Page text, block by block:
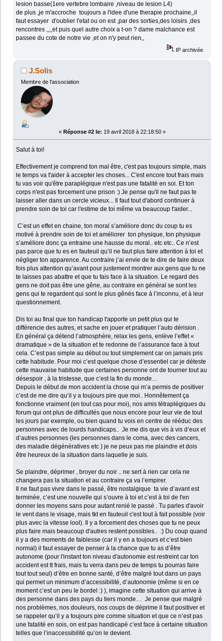
lesion basse(1ere vertebre lombaire ,niveau de lesion L4)
de plus ,je m'accroche toujours a l'idee d'une therapie prochaine,,il
faut essayer d'oublier l'etat ou on est ,par des sorties,des loisirs ,des
rencontres ,,,,et puis quel autre choix a t-on ? dame malchance est
passee du cote de notre vie ,et on n'y peut rien,,
IP archivée
J.Solis
Membre de l'association
« Réponse #2 le: 19 avril 2018 à 22:18:50 »
Salut à toi!
Effectivement je comprend ton mal être, c'est pas toujours simple, mais
le temps va t'aider à accepter les choses... C'est encore tout frais mais
tu vas voir qu'être paraplégique n'est pas une fatalité en soi. Et ton
corps n'est pas forcement une prison :) Je pense qu'il ne faut pas te
laisser aller dans un cercle vicieux... Il faut tout d'abord continuer à
prendre soin de toi car l'estime de toi même va beaucoup t'aider...
C’est un effet en chaine, ton moral s’améliore donc du coup tu es
motivé à prendre soin de toi et améliorer ton physique, ton physique
s’améliore donc ça entraine une hausse du moral.. etc etc.. Ce n’est
pas parce que tu es en fauteuil qu’il ne faut plus faire attention à toi et
négliger ton apparence. Au contraire j’ai envie de te dire de faire deux
fois plus attention qu’avant pour justement montrer aux gens que tu ne
te laisses pas abattre et que tu fais face à la situation. Le regard des
gens ne doit pas être une gêne, au contraire en général se sont les
gens qui te regardent qui sont le plus gênés face à l’inconnu, et à leur
questionnement.
Dis toi au final que ton handicap t'apporte un petit plus qui te
différencie des autres, et sache en jouer et pratiquer l’auto dérision .
En général ça détend l’atmosphère, relax les gens, enlève l’effet «
dramatique » de la situation et te redonne de l’assurance face à tout
cela. C’est pas simple au début ou tout simplement car on jamais pris
cette habitude. Pour moi c’est quelque chose d’essentiel car je déteste
cette mauvaise habitude que certaines personne ont de tourner tout au
désespoir , à la tristesse, que c’est la fin du monde…
Depuis le début de mon accident la chose qui m’a permis de positiver
c’est de me dire qu’il y a toujours pire que moi.. Honnêtement ça
fonctionne vraiment (en tout cas pour moi), nos amis tétraplégiques du
forum qui ont plus de difficultés que nous encore pour leur vie de tout
les jours par exemple, ou bien quand tu vois en centre de rééduc des
personnes avec de lourds handicaps.. Je me dis que vis à vis d’eux et
d’autres personnes (les personnes dans le coma, avec des cancers,
des maladie dégénératives etc ) je ne peux pas me plaindre et dois
être heureux de la situation dans laquelle je suis.
Se plaindre, déprimer , broyer du noir .. ne sert à rien car cela ne
changera pas la situation et au contraire ça va l’empirer.
Il ne faut pas vivre dans le passé, être nostalgique ta vie d’avant est
terminée, c’est une nouvelle qui s’ouvre à toi et c’est à toi de t'en
donner les moyens sans pour autant renié le passé . Tu parles d'avoir
le vent dans le visage, mais tkt en fauteuil c'est tout à fait possible (voir
plus avec la vitesse lool). Il y a forcement des choses que tu ne peux
plus faire mais beaucoup d'autres restent possibles.. :) Du coup quand
il y a des moments de faiblesse (car il y en a toujours et c’est bien
normal) il faut essayer de penser à la chance que tu as d’être
autonome (pour l'instant ton niveau d'autonomie est restreint car ton
accident est tt frais, mais tu verra dans peu de temps tu pourras faire
tout tout seul) d’être en bonne santé, d’être malgré tout dans un pays
qui permet un minimum d’accessibilité, d’autonomie (même si en ce
moment c’est un peu le bordel :) ), imagine cette situation qui arrive à
des personne dans des pays du tiers monde… Je pense que malgré
nos problèmes, nos douleurs, nos coups de déprime il faut positiver et
se rappeler qu’il y a toujours pire comme situation et que ce n’est pas
une fatalité en sois, on est pas handicapé c’est face à certaine situation
telles que l’inaccessibilité qu’on le devient.